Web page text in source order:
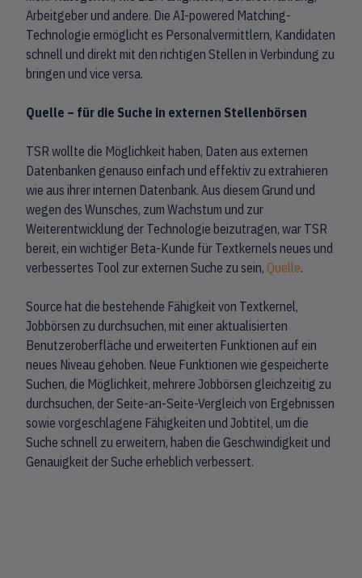
Arbeitgeber und andere. Die AI-powered Matching-
Technologie ermöglicht es Personalvermittlern, Kandidaten
schnell und direkt mit den richtigen Stellen in Verbindung zu
bringen und vice versa.
Quelle – für die Suche in externen Stellenbörsen
TSR wollte die Möglichkeit haben, Daten aus externen
Datenbanken genauso einfach und effektiv zu extrahieren
wie aus ihrer internen Datenbank. Aus diesem Grund und
wegen des Wunsches, zum Wachstum und zur
Weiterentwicklung der Technologie beizutragen, war TSR
bereit, ein wichtiger Beta-Kunde für Textkernels neues und
verbessertes Tool zur externen Suche zu sein, Quelle.
Source hat die bestehende Fähigkeit von Textkernel,
Jobbörsen zu durchsuchen, mit einer aktualisierten
Benutzeroberfläche und erweiterten Funktionen auf ein
neues Niveau gehoben. Neue Funktionen wie gespeicherte
Suchen, die Möglichkeit, mehrere Jobbörsen gleichzeitig zu
durchsuchen, der Seite-an-Seite-Vergleich von Ergebnissen
sowie vorgeschlagene Fähigkeiten und Jobtitel, um die
Suche schnell zu erweitern, haben die Geschwindigkeit und
Genauigkeit der Suche erheblich verbessert.